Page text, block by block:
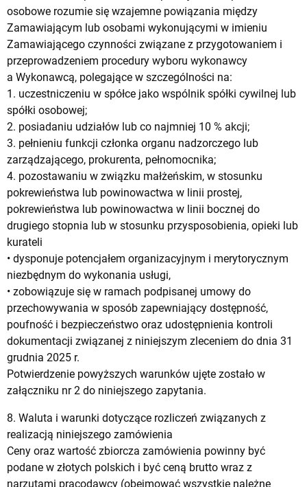
osobowe rozumie się wzajemne powiązania między
Zamawiającym lub osobami wykonującymi w imieniu
Zamawiającego czynności związane z przygotowaniem i
przeprowadzeniem procedury wyboru wykonawcy
a Wykonawcą, polegające w szczególności na:
1. uczestniczeniu w spółce jako wspólnik spółki cywilnej lub
spółki osobowej;
2. posiadaniu udziałów lub co najmniej 10 % akcji;
3. pełnieniu funkcji członka organu nadzorczego lub
zarządzającego, prokurenta, pełnomocnika;
4. pozostawaniu w związku małżeńskim, w stosunku
pokrewieństwa lub powinowactwa w linii prostej,
pokrewieństwa lub powinowactwa w linii bocznej do
drugiego stopnia lub w stosunku przysposobienia, opieki lub
kurateli
• dysponuje potencjałem organizacyjnym i merytorycznym
niezbędnym do wykonania usługi,
• zobowiązuje się w ramach podpisanej umowy do
przechowywania w sposób zapewniający dostępność,
poufność i bezpieczeństwo oraz udostępnienia kontroli
dokumentacji związanej z niniejszym zleceniem do dnia 31
grudnia 2025 r.
Potwierdzenie powyższych warunków ujęte zostało w
załączniku nr 2 do niniejszego zapytania.
8. Waluta i warunki dotyczące rozliczeń związanych z
realizacją niniejszego zamówienia
Ceny oraz wartość zbiorcza zamówienia powinny być
podane w złotych polskich i być ceną brutto wraz z
narzutami pracodawcy (obejmować wszystkie należne